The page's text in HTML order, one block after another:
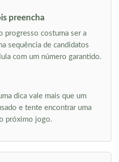
preencha
progresso costuma ser a
sequência de candidatos
com um número garantido.
dica vale mais que um
e tente encontrar uma
próximo jogo.